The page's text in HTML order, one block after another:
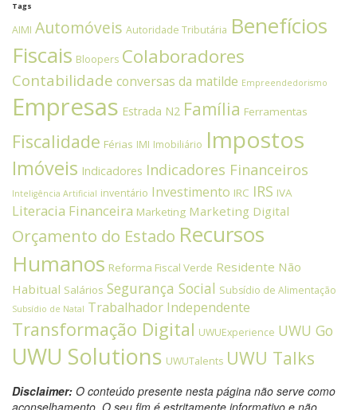
Tags
AIMI Automóveis Autoridade Tributária Benefícios
Fiscais Bloopers Colaboradores
Contabilidade conversas da matilde Empreendedorismo
Empresas Estrada N2 Família Ferramentas
Fiscalidade Férias IMI Imobiliário Impostos
Imóveis Indicadores Indicadores Financeiros
Inteligência Artificial inventário Investimento IRC IRS IVA
Literacia Financeira Marketing Marketing Digital
Orçamento do Estado Recursos
Humanos Reforma Fiscal Verde Residente Não
Habitual Salários Segurança Social Subsídio de Alimentação
Subsídio de Natal Trabalhador Independente
Transformação Digital UWUExperience UWU Go
UWU Solutions UWUTalents UWU Talks
Disclaimer: O conteúdo presente nesta página não serve como